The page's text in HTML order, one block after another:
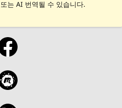
는 AI 번역될 수 있습니다.